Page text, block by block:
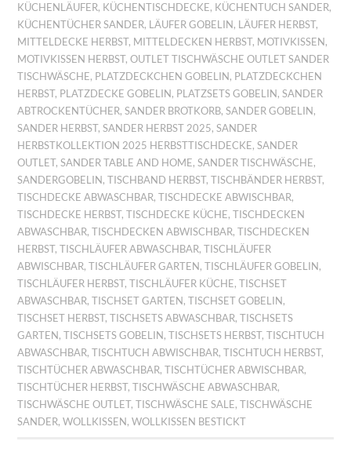
KÜCHENLÄUFER, KÜCHENTISCHDECKE, KÜCHENTUCH SANDER,
KÜCHENTÜCHER SANDER, LÄUFER GOBELIN, LÄUFER HERBST,
MITTELDECKE HERBST, MITTELDECKEN HERBST, MOTIVKISSEN,
MOTIVKISSEN HERBST,OUTLET TISCHWÄSCHE OUTLET SANDER
TISCHWÄSCHE, PLATZDECKCHEN GOBELIN, PLATZDECKCHEN
HERBST, PLATZDECKE GOBELIN, PLATZSETS GOBELIN,SANDER
ABTROCKENTÜCHER,SANDER BROTKORB,SANDER GOBELIN,
SANDER HERBST,SANDER HERBST 2025,SANDER
HERBSTKOLLEKTION 2025 HERBSTTISCHDECKE,SANDER
OUTLET,SANDER TABLE AND HOME,SANDER TISCHWÄSCHE,
SANDERGOBELIN,TISCHBAND HERBST,TISCHBÄNDER HERBST,
TISCHDECKE ABWASCHBAR,TISCHDECKE ABWISCHBAR,
TISCHDECKE HERBST,TISCHDECKE KÜCHE,TISCHDECKEN
ABWASCHBAR,TISCHDECKEN ABWISCHBAR,TISCHDECKEN
HERBST,TISCHLÄUFER ABWASCHBAR,TISCHLÄUFER
ABWISCHBAR,TISCHLÄUFER GARTEN,TISCHLÄUFER GOBELIN,
TISCHLÄUFER HERBST,TISCHLÄUFER KÜCHE,TISCHSET
ABWASCHBAR,TISCHSET GARTEN,TISCHSET GOBELIN,
TISCHSET HERBST,TISCHSETS ABWASCHBAR,TISCHSETS
GARTEN,TISCHSETS GOBELIN,TISCHSETS HERBST,TISCHTUCH
ABWASCHBAR,TISCHTUCH ABWISCHBAR,TISCHTUCH HERBST,
TISCHTÜCHER ABWASCHBAR,TISCHTÜCHER ABWISCHBAR,
TISCHTÜCHER HERBST,TISCHWÄSCHE ABWASCHBAR,
TISCHWÄSCHE OUTLET,TISCHWÄSCHE SALE,TISCHWÄSCHE
SANDER,WOLLKISSEN,WOLLKISSEN BESTICKT